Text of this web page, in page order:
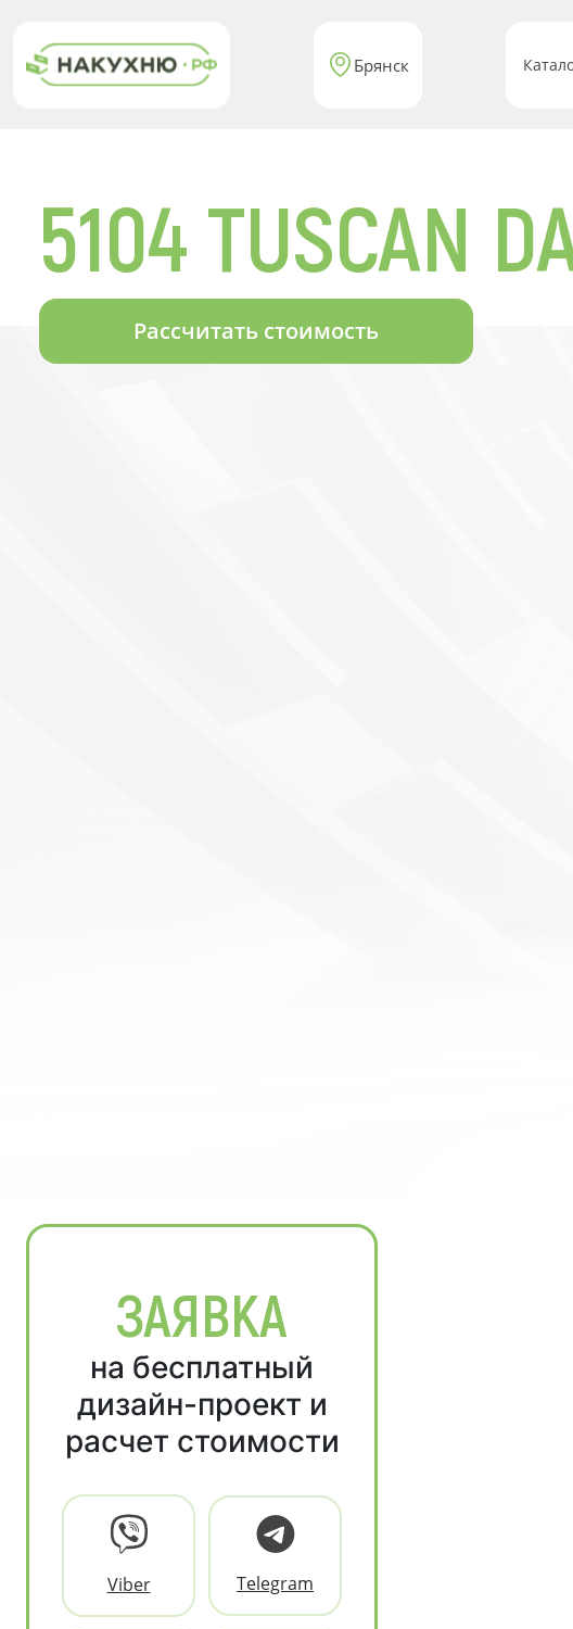
Брянск
5104 TUSCAN
Рассчитать стоимость
ЗАЯВКА
на бесплатный
дизайн-проект и
расчет стоимости
Viber Telegram